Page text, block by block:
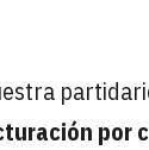
por